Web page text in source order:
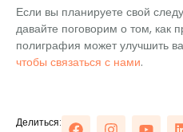
Если вы планируете свой
давайте поговорим о том, как
полиграфия может улучшить
чтобы связаться с нами.
Делиться: